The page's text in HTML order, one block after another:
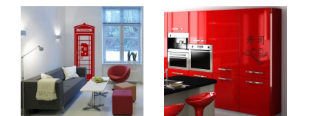
Klikni za detalje Klikni za detalje